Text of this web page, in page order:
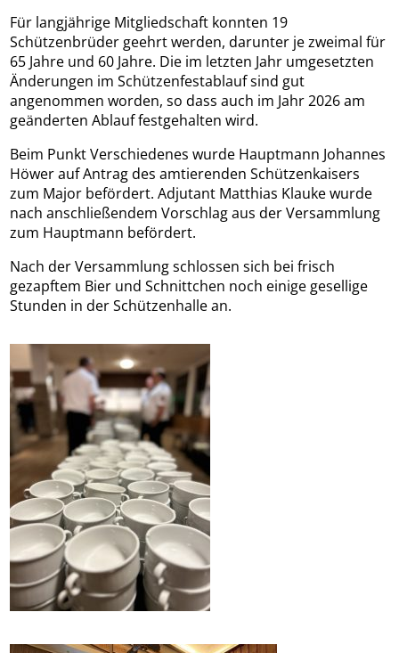
Für langjährige Mitgliedschaft konnten 19
Schützenbrüder geehrt werden, darunter je zweimal für
65 Jahre und 60 Jahre. Die im letzten Jahr umgesetzten
Änderungen im Schützenfestablauf sind gut
angenommen worden, so dass auch im Jahr 2026 am
geänderten Ablauf festgehalten wird.
Beim Punkt Verschiedenes wurde Hauptmann Johannes
Höwer auf Antrag des amtierenden Schützenkaisers
zum Major befördert. Adjutant Matthias Klauke wurde
nach anschließendem Vorschlag aus der Versammlung
zum Hauptmann befördert.
Nach der Versammlung schlossen sich bei frisch
gezapftem Bier und Schnittchen noch einige gesellige
Stunden in der Schützenhalle an.